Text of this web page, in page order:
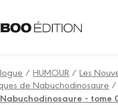
/HUMOUR /Les
de Nabuchodinosaure /
- tome